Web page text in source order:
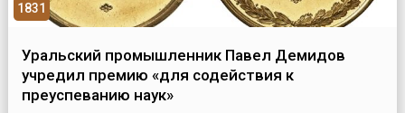
1831
Уральский промышленник Павел Демидов
учредил премию «для содействия к
преуспеванию наук»